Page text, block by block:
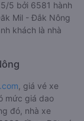
5 bởi 6581 hành
Mil - Đắk Nông
khách là nhà
, giá vé xe
mức giá dao
đó, nhà xe